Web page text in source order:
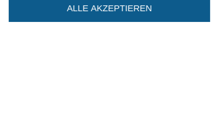
In deinen Warenkorb
AGB
ALLE AKZEPTIEREN